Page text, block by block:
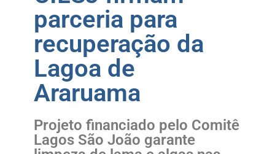
parceria para
recuperação da
Lagoa de
Araruama
Projeto financiado pelo Comitê
Lagos São João garante